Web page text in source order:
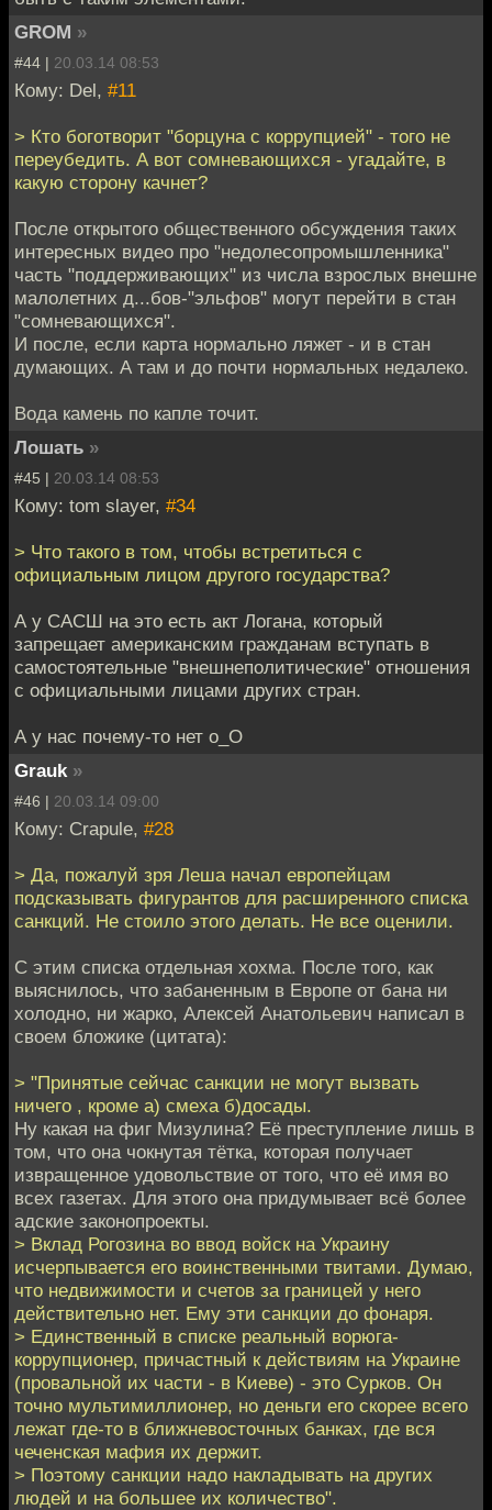
GROM »
#44 | 20.03.14 08:53
Кому: Del, #11
> Кто боготворит "борцуна с коррупцией" - того не
переубедить. А вот сомневающихся - угадайте, в
какую сторону качнет?
После открытого общественного обсуждения таких
интересных видео про "недолесопромышленника"
часть "поддерживающих" из числа взрослых внешне
малолетних д...бов-"эльфов" могут перейти в стан
"сомневающихся".
И после, если карта нормально ляжет - и в стан
думающих. А там и до почти нормальных недалеко.
Вода камень по капле точит.
Лошать »
#45 | 20.03.14 08:53
Кому: tom slayer, #34
> Что такого в том, чтобы встретиться с
официальным лицом другого государства?
А у САСШ на это есть акт Логана, который
запрещает американским гражданам вступать в
самостоятельные "внешнеполитические" отношения
с официальными лицами других стран.
А у нас почему-то нет o_O
Grauk »
#46 | 20.03.14 09:00
Кому: Crapule, #28
> Да, пожалуй зря Леша начал европейцам
подсказывать фигурантов для расширенного списка
санкций. Не стоило этого делать. Не все оценили.
С этим списка отдельная хохма. После того, как
выяснилось, что забаненным в Европе от бана ни
холодно, ни жарко, Алексей Анатольевич написал в
своем бложике (цитата):
> "Принятые сейчас санкции не могут вызвать
ничего , кроме а) смеха б)досады.
Ну какая на фиг Мизулина? Её преступление лишь в
том, что она чокнутая тётка, которая получает
извращенное удовольствие от того, что её имя во
всех газетах. Для этого она придумывает всё более
адские законопроекты.
> Вклад Рогозина во ввод войск на Украину
исчерпывается его воинственными твитами. Думаю,
что недвижимости и счетов за границей у него
действительно нет. Ему эти санкции до фонаря.
> Единственный в списке реальный ворюга-
коррупционер, причастный к действиям на Украине
(провальной их части - в Киеве) - это Сурков. Он
точно мультимиллионер, но деньги его скорее всего
лежат где-то в ближневосточных банках, где вся
чеченская мафия их держит.
> Поэтому санкции надо накладывать на других
людей и на большее их количество".